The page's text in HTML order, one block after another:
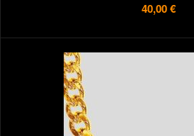
40,00 €